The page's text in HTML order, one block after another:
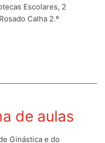
Escolares, 2
Calha 2.º
de aulas
Ginástica e do